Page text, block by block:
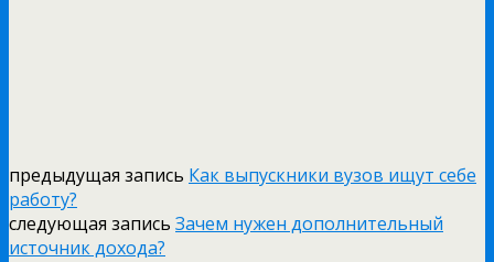
предыдущая запись Как выпускники вузов ищут себе
работу?
следующая запись Зачем нужен дополнительный
источник дохода?